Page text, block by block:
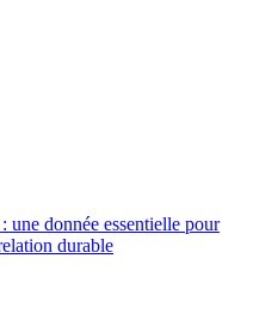
une donnée essentielle pour
durable